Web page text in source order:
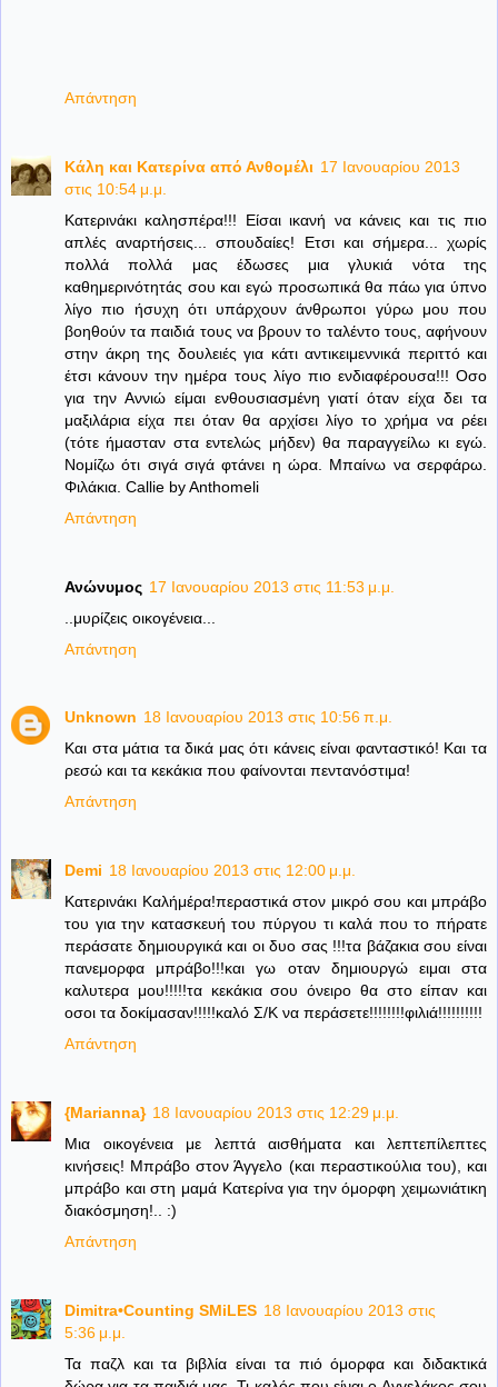
Απάντηση
Κάλη και Κατερίνα από Ανθομέλι 17 Ιανουαρίου 2013
στις 10:54 μ.μ.
Κατερινάκι καλησπέρα!!! Είσαι ικανή να κάνεις και τις πιο
απλές αναρτήσεις... σπουδαίες! Ετσι και σήμερα... χωρίς
πολλά πολλά μας έδωσες μια γλυκιά νότα της
καθημερινότητάς σου και εγώ προσωπικά θα πάω για ύπνο
λίγο πιο ήσυχη ότι υπάρχουν άνθρωποι γύρω μου που
βοηθούν τα παιδιά τους να βρουν το ταλέντο τους, αφήνουν
στην άκρη της δουλειές για κάτι αντικειμεννικά περιττό και
έτσι κάνουν την ημέρα τους λίγο πιο ενδιαφέρουσα!!! Οσο
για την Αννιώ είμαι ενθουσιασμένη γιατί όταν είχα δει τα
μαξιλάρια είχα πει όταν θα αρχίσει λίγο το χρήμα να ρέει
(τότε ήμασταν στα εντελώς μήδεν) θα παραγγείλω κι εγώ.
Νομίζω ότι σιγά σιγά φτάνει η ώρα. Μπαίνω να σερφάρω.
Φιλάκια. Callie by Anthomeli
Απάντηση
Ανώνυμος 17 Ιανουαρίου 2013 στις 11:53 μ.μ.
..μυρίζεις οικογένεια...
Απάντηση
Unknown 18 Ιανουαρίου 2013 στις 10:56 π.μ.
Και στα μάτια τα δικά μας ότι κάνεις είναι φανταστικό! Και τα
ρεσώ και τα κεκάκια που φαίνονται πεντανόστιμα!
Απάντηση
Demi 18 Ιανουαρίου 2013 στις 12:00 μ.μ.
Kατερινάκι Καλήμέρα!περαστικά στον μικρό σου και μπράβο
του για την κατασκευή του πύργου τι καλά που το πήρατε
περάσατε δημιουργικά και οι δυο σας !!!τα βάζακια σου είναι
πανεμορφα μπράβο!!!και γω οταν δημιουργώ ειμαι στα
καλυτερα μου!!!!!τα κεκάκια σου όνειρο θα στο είπαν και
οσοι τα δοκίμασαν!!!!!καλό Σ/Κ να περάσετε!!!!!!!!φιλιά!!!!!!!!!!
Απάντηση
{Marianna} 18 Ιανουαρίου 2013 στις 12:29 μ.μ.
Μια οικογένεια με λεπτά αισθήματα και λεπτεπίλεπτες
κινήσεις! Μπράβο στον Άγγελο (και περαστικούλια του), και
μπράβο και στη μαμά Κατερίνα για την όμορφη χειμωνιάτικη
διακόσμηση!.. :)
Απάντηση
Dimitra•Counting SΜiLES 18 Ιανουαρίου 2013 στις
5:36 μ.μ.
Τα παζλ και τα βιβλία είναι τα πιό όμορφα και διδακτικά